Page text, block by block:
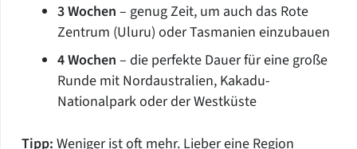
3 Wochen – genug Zeit, um auch das Rote
Zentrum (Uluru) oder Tasmanien einzubauen
4 Wochen – die perfekte Dauer für eine große
Runde mit Nordaustralien, Kakadu-
Nationalpark oder der Westküste
Tipp: Weniger ist oft mehr. Lieber eine Region